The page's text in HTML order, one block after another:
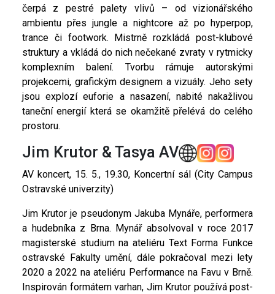
čerpá z pestré palety vlivů – od vizionářského
ambientu přes jungle a nightcore až po hyperpop,
trance či footwork. Mistrně rozkládá post-klubové
struktury a vkládá do nich nečekané zvraty v rytmicky
komplexním balení. Tvorbu rámuje autorskými
projekcemi, grafickým designem a vizuály. Jeho sety
jsou explozí euforie a nasazení, nabité nakažlivou
taneční energií která se okamžitě přelévá do celého
prostoru.
Jim Krutor & Tasya AV
AV koncert, 15. 5., 19.30, Koncertní sál (City Campus
Ostravské univerzity)
Jim Krutor je pseudonym Jakuba Mynáře, performera
a hudebníka z Brna. Mynář absolvoval v roce 2017
magisterské studium na ateliéru Text Forma Funkce
ostravské Fakulty umění, dále pokračoval mezi lety
2020 a 2022 na ateliéru Performance na Favu v Brně.
Inspirován formátem varhan, Jim Krutor používá post-